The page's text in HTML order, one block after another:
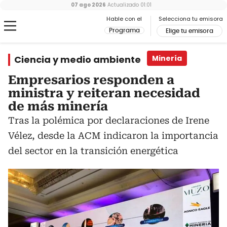
Hable con el
Programa
Selecciona tu emisora
Elige tu emisora
07 ago 2026 Actualizado 01:01
Ciencia y medio ambiente Minería
Empresarios responden a
ministra y reiteran necesidad
de más minería
Tras la polémica por declaraciones de Irene
Vélez, desde la ACM indicaron la importancia
del sector en la transición energética